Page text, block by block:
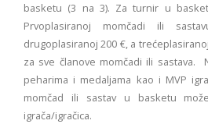
basketu (3 na 3). Za turnir u
Prvoplasiranoj momčadi ili
drugoplasiranoj 200 €, a
za sve članove momčadi ili sastava.
peharima i medaljama kao i MVP
momčad ili sastav u basketu
igrača/igračica.